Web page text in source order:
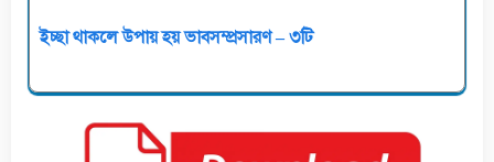
ইচ্ছা থাকলে উপায় হয় ভাবসম্প্রসারণ – ৩টি